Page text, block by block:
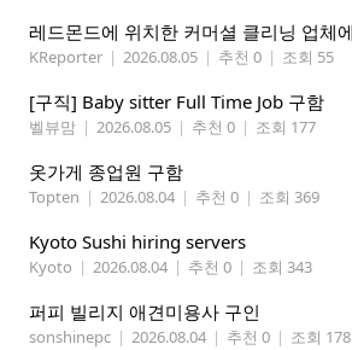
KReporter | 2026.08.05 | 추천 0 | 조회 55
[구직] Baby sitter Full Time Job 구함
벨뷰맘 | 2026.08.05 | 추천 0 | 조회 177
옷가게 종업원 구함
Topten | 2026.08.04 | 추천 0 | 조회 369
Kyoto Sushi hiring servers
Kyoto | 2026.08.04 | 추천 0 | 조회 343
퍼피 빌리지 애견미용사 구인
sonshinepc | 2026.08.04 | 추천 0 | 조회 178